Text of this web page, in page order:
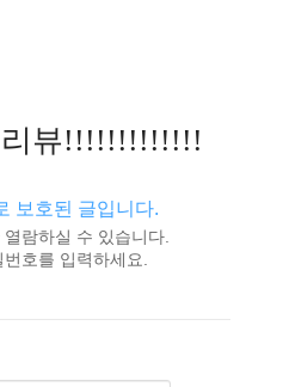
리뷰!!!!!!!!!!!!!
보호된 글입니다.
람하실 수 있습니다.
호를 입력하세요.